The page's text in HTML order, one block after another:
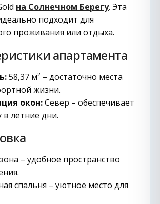
на Солнечном Берегу. Эта
подходит для
проживания или отдыха.
апартамента
58,37 м² – достаточно места
жизни.
окон:Север – обеспечивает
в летние дни.
– удобное пространство
спальня – уютное место для